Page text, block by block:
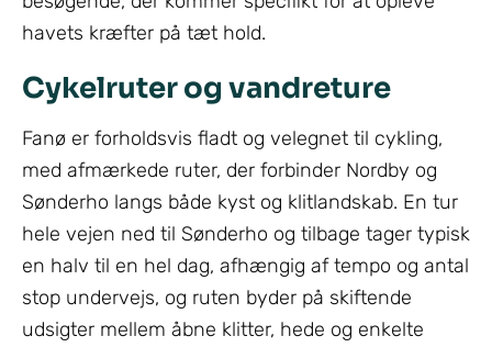
havets kræfter på tæt hold.
Cykelruter og vandreture
Fanø er forholdsvis fladt og velegnet til cykling,
med afmærkede ruter, der forbinder Nordby og
Sønderho langs både kyst og klitlandskab. En tur
hele vejen ned til Sønderho og tilbage tager typisk
en halv til en hel dag, afhængig af tempo og antal
stop undervejs, og ruten byder på skiftende
udsigter mellem åbne klitter, hede og enkelte